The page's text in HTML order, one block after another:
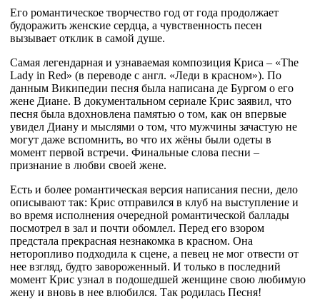
Его романтическое творчество год от года продолжает
будоражить женские сердца, а чувственность песен
вызывает отклик в самой душе.
Самая легендарная и узнаваемая композиция Криса – «The
Lady in Red» (в переводе с англ. «Леди в красном»). По
данным Википедии песня была написана де Бургом о его
жене Диане. В документальном сериале Крис заявил, что
песня была вдохновлена памятью о том, как он впервые
увидел Диану и мыслями о том, что мужчины зачастую не
могут даже вспомнить, во что их жёны были одеты в
момент первой встречи. Финальные слова песни –
признание в любви своей жене.
Есть и более романтическая версия написания песни, дело
описывают так: Крис отправился в клуб на выступление и
во время исполнения очередной романтической баллады
посмотрел в зал и почти обомлел. Перед его взором
предстала прекрасная незнакомка в красном. Она
неторопливо подходила к сцене, а певец не мог отвести от
нее взгляд, будто завороженный. И только в последний
момент Крис узнал в подошедшей женщине свою любимую
жену и вновь в нее влюбился. Так родилась Песня!